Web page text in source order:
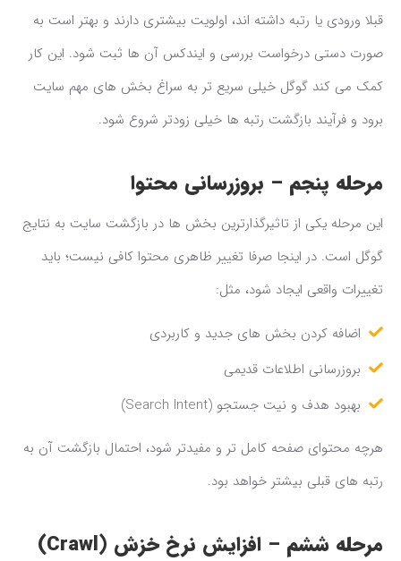
قبلا ورودی یا رتبه داشته اند، اولویت بیشتری دارند و بهتر است به
صورت دستی درخواست بررسی و ایندکس آن ها ثبت شود. این کار
کمک می کند گوگل خیلی سریع تر به سراغ بخش های مهم سایت
برود و فرآیند بازگشت رتبه ها خیلی زودتر شروع شود.
مرحله پنجم – بروزرسانی محتوا
این مرحله یکی از تاثیرگذارترین بخش ها در بازگشت سایت به نتایج
گوگل است. در اینجا صرفا تغییر ظاهری محتوا کافی نیست؛ باید
تغییرات واقعی ایجاد شود، مثل:
اضافه کردن بخش های جدید و کاربردی
بروزرسانی اطلاعات قدیمی
بهبود هدف و نیت جستجو (Search Intent)
هرچه محتوای صفحه کامل تر و مفیدتر شود، احتمال بازگشت آن به
رتبه های قبلی بیشتر خواهد بود.
مرحله ششم – افزایش نرخ خزش (Crawl)